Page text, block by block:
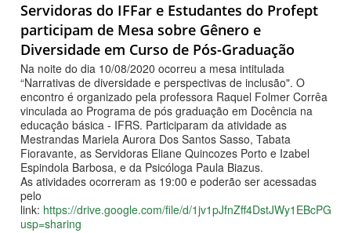
Servidoras do IFFar e Estudantes do Profept
participam de Mesa sobre Gênero e
Diversidade em Curso de Pós-Graduação
Na noite do dia 10/08/2020 ocorreu a mesa intitulada
“Narrativas de diversidade e perspectivas de inclusão". O
encontro é organizado pela professora Raquel Folmer Corrêa
vinculada ao Programa de pós graduação em Docência na
educação básica - IFRS. Participaram da atividade as
Mestrandas Mariela Aurora Dos Santos Sasso, Tabata
Fioravante, as Servidoras Eliane Quincozes Porto e Izabel
Espindola Barbosa, e da Psicóloga Paula Biazus.
As atividades ocorreram as 19:00 e poderão ser acessadas
pelo
link: https://drive.google.com/file/d/
usp=sharing